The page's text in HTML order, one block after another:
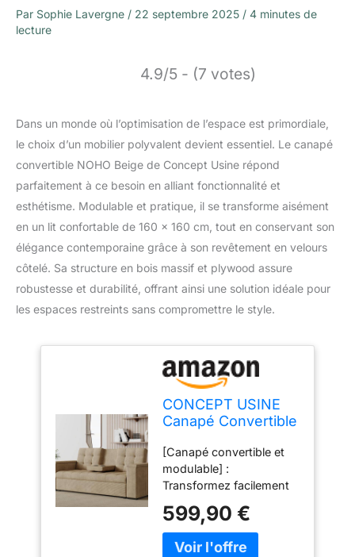
Par Sophie Lavergne / 22 septembre 2025 / 4 minutes de
lecture
4.9/5 - (7 votes)
Dans un monde où l’optimisation de l’espace est primordiale,
le choix d’un mobilier polyvalent devient essentiel. Le canapé
convertible NOHO Beige de Concept Usine répond
parfaitement à ce besoin en alliant fonctionnalité et
esthétisme. Modulable et pratique, il se transforme aisément
en un lit confortable de 160 x 160 cm, tout en conservant son
élégance contemporaine grâce à son revêtement en velours
côtelé. Sa structure en bois massif et plywood assure
robustesse et durabilité, offrant ainsi une solution idéale pour
les espaces restreints sans compromettre le style.
CONCEPT USINE
Canapé Convertible
Velours Côtelé
Beige 208 cm
[Canapé convertible et
modulable] :
Transformez facilement
2 places spacieux (160 x
160 cm), idéal pour
accueillir vos invités.
599,90 €